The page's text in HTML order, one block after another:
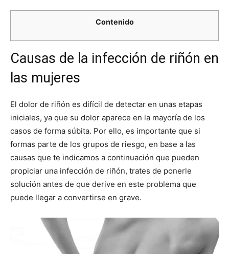
Contenido
Causas de la infección de riñón en
las mujeres
El dolor de riñón es difícil de detectar en unas etapas
iniciales, ya que su dolor aparece en la mayoría de los
casos de forma súbita. Por ello, es importante que si
formas parte de los grupos de riesgo, en base a las
causas que te indicamos a continuación que pueden
propiciar una infección de riñón, trates de ponerle
solución antes de que derive en este problema que
puede llegar a convertirse en grave.